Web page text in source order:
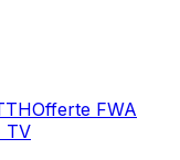
Offerte FWA
TV